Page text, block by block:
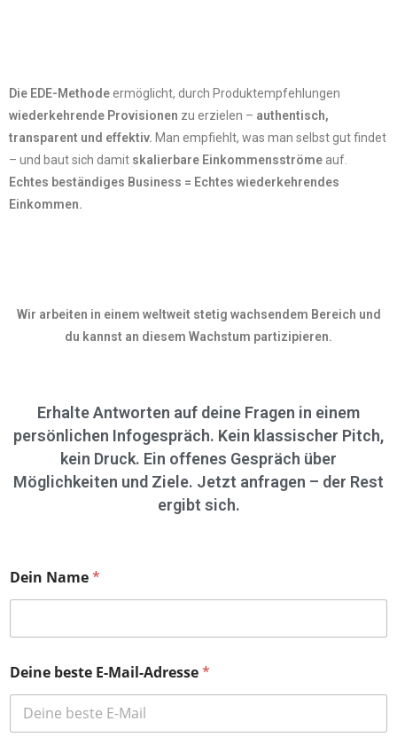
Die EDE-Methodeermöglicht, durch Produktempfehlungen
wiederkehrende Provisionen zu erzielen – authentisch,
transparent und effektiv. Man empfiehlt, was man selbst gut findet
– und baut sich damit skalierbare Einkommensströme auf.
Echtes beständiges Business = Echtes wiederkehrendes
Einkommen.
Wir arbeiten in einem weltweit stetig wachsendem Bereich und
du kannst an diesem Wachstum partizipieren.
Erhalte Antworten auf deine Fragen in einem
persönlichen Infogespräch. Kein klassischer Pitch,
kein Druck. Ein offenes Gespräch über
Möglichkeiten und Ziele. Jetzt anfragen – der Rest
ergibt sich.
Dein Name*
Deine beste E-Mail-Adresse*